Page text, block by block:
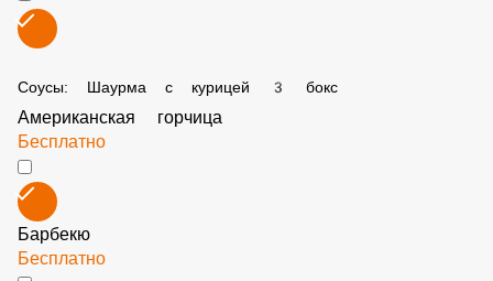
30 ₽
Жареный лук
Бесплатно